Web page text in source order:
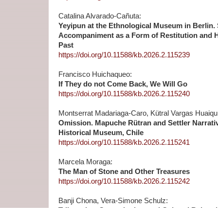
Catalina Alvarado-Cañuta:
Yeyipun at the Ethnological Museum in Berlin.
Accompaniment as a Form of Restitution and
Past
https://doi.org/10.11588/kb.2026.2.115239
Francisco Huichaqueo:
If They do not Come Back, We Will Go
https://doi.org/10.11588/kb.2026.2.115240
Montserrat Madariaga-Caro, Kütral Vargas
Omission. Mapuche Rütran and Settler
Historical Museum, Chile
https://doi.org/10.11588/kb.2026.2.115241
Marcela Moraga:
The Man of Stone and Other Treasures
https://doi.org/10.11588/kb.2026.2.115242
Banji Chona, Vera-Simone Schulz: